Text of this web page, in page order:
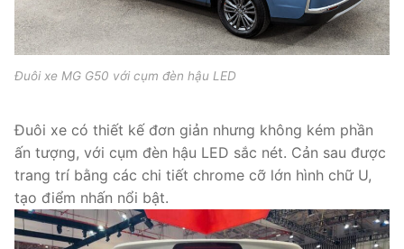
Đuôi xe MG G50 với cụm đèn hậu LED
Đuôi xe có thiết kế đơn giản nhưng không kém phần
ấn tượng, với cụm đèn hậu LED sắc nét. Cản sau được
trang trí bằng các chi tiết chrome cỡ lớn hình chữ U,
tạo điểm nhấn nổi bật.